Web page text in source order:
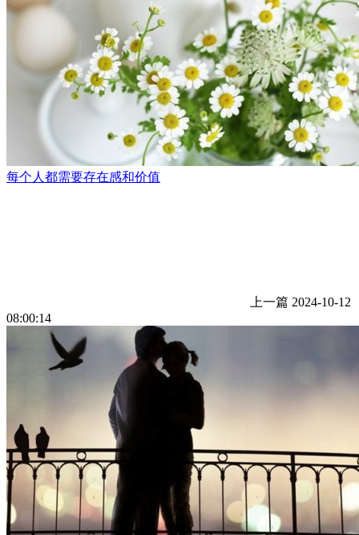
每个人都需要存在感和价值
上一篇 2024-10-12
08:00:14